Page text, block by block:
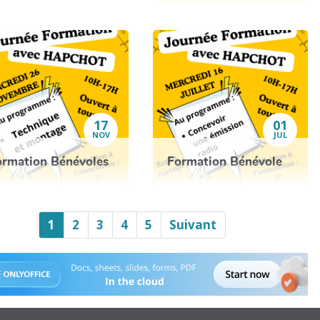
17
NOV
Bénévoles
01
JUL
Formation Bénévole
1 2 3 4 5 Suivant